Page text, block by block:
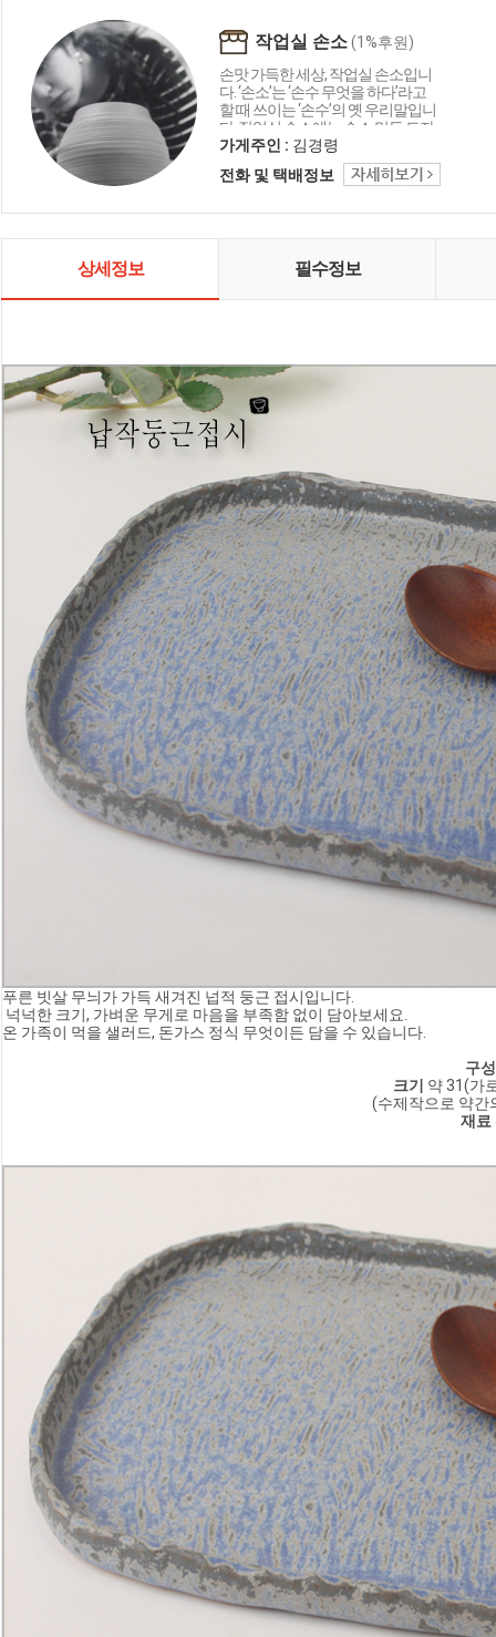
작업실 손소(1%후원)
손맛 가득한 세상, 작업실 손소입니
다. ‘손소’는 ‘손수 무엇을 하다’라고
할 때 쓰이는 ‘손수’의 옛 우리말입니
다. 작업실 손소에는 손소 만든 도자
기 그릇, 특이한 인테리어 소품, 테이
블 소품 등이 다양하게 준비되어 있
습니다. 손소 세상으로 초대합니다.
가게주인 : 김경령
전화 및 택배정보
상세정보 필수정보
푸른 빗살 무늬가 가득 새겨진 넙적 둥근 접시입니다.
넉넉한 크기, 가벼운 무게로 마음을 부족함 없이 담아보세요.
온 가족이 먹을 샐러드, 돈가스 정식 무엇이든 담을 수 있습니다.
구성
크기
약 31(가
(수제작으로 약간
재료